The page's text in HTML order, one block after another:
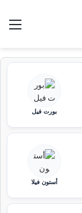
بورت فيل
أستون فيلا